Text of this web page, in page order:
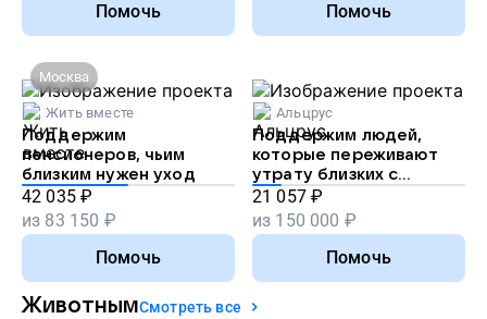
Помочь
Помочь
Москва
Жить вместе
Поддержим
пенсионеров, чьим
близким нужен уход
42 035 ₽
из 83 150 ₽
Помочь
Альцрус
Поддержим людей,
которые переживают
утрату близких с
деменцией
21 057 ₽
из 150 000 ₽
Помочь
ЖивотнымСмотреть все